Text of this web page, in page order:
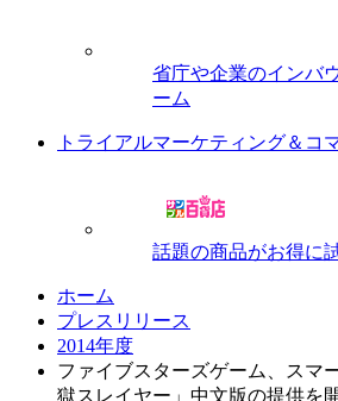
省庁や企業のインバ
ーム
トライアルマーケティング＆コ
話題の商品がお得に
ホーム
プレスリリース
2014年度
ファイブスターズゲーム、スマ
獄スレイヤー」中文版の提供を